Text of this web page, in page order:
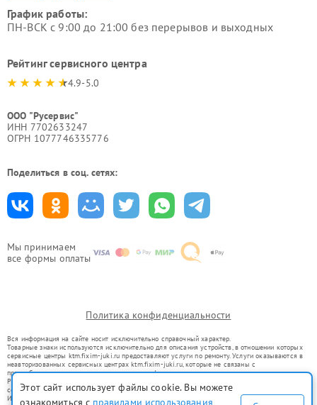
Мы принимаем
все формы оплаты
График работы:
ПН-ВСК с 9:00 до 21:00 без перерывов и выходных
Рейтинг сервисного центра
4.9-5.0
ООО "Русервис"
ИНН 7702633247
ОГРН 1077746335776
Поделиться в соц. сетях:
Политика конфиденциальности
Вся информация на сайте носит исключительно справочный характер.
Товарные знаки используются исключительно для описания устройств, в отношении которых
сервисные центры ktm.fixim-juki.ru предоставляют услуги по ремонту. Услуги оказываются в
неавторизованных сервисных центрах ktm.fixim-juki.ru, которые не связаны с
правообладателями товарных знаков или их официальными представителями.
Ремонт осуществляется для устройств, уже введенных в гражданский оборот в соответствии
со статьей 1487 ГК РФ.
Использование товарных знаков не преследует цели индивидуализации услуг или введения
Этот сайт использует файлы cookie. Вы можете
ознакомиться с правилами использования